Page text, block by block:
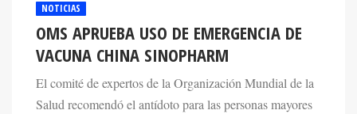
NOTICIAS
OMS APRUEBA USO DE EMERGENCIA DE
VACUNA CHINA SINOPHARM
El comité de expertos de la Organización Mundial de la
Salud recomendó el antídoto para las personas mayores